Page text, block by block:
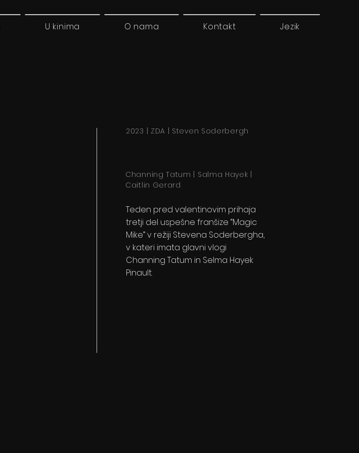
U kinima O nama Kontakt Jezik
2023 | ZDA | Steven Soderbergh
Channing Tatum | Salma Hayek |
Caitlin Gerard
Teden pred valentinovim prihaja
tretji del uspešne franšize “Magic
Mike” v režiji Stevena Soderbergha,
v kateri imata glavni vlogi
Channing Tatum in Selma Hayek
Pinault.